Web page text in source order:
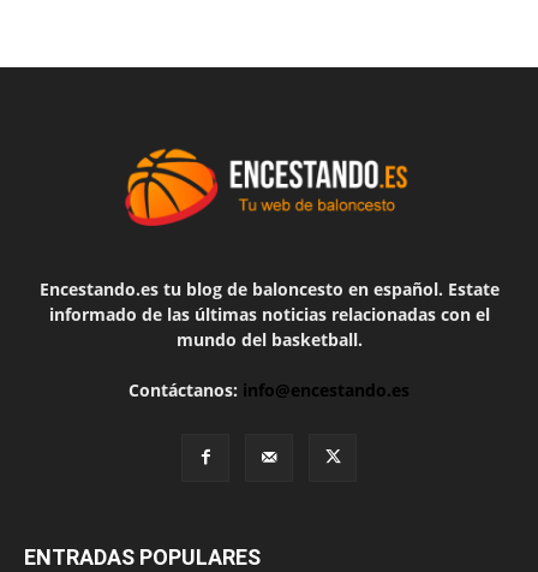
Encestando.es tu blog de baloncesto en español. Estate
informado de las últimas noticias relacionadas con el
mundo del basketball.
Contáctanos: info@encestando.es
ENTRADAS POPULARES